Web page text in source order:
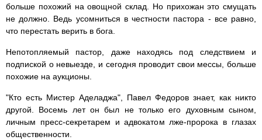
больше похожий на овощной склад. Но прихожан это смущать
не должно. Ведь усомниться в честности пастора - все равно,
что перестать верить в бога.
Непотопляемый пастор, даже находясь под следствием и
подпиской о невыезде, и сегодня проводит свои мессы, больше
похожие на аукционы.
"Кто есть Мистер Аделаджа", Павел Федоров знает, как никто
другой. Восемь лет он был не только его духовным сыном,
личным пресс-секретарем и адвокатом лже-пророка в глазах
общественности.